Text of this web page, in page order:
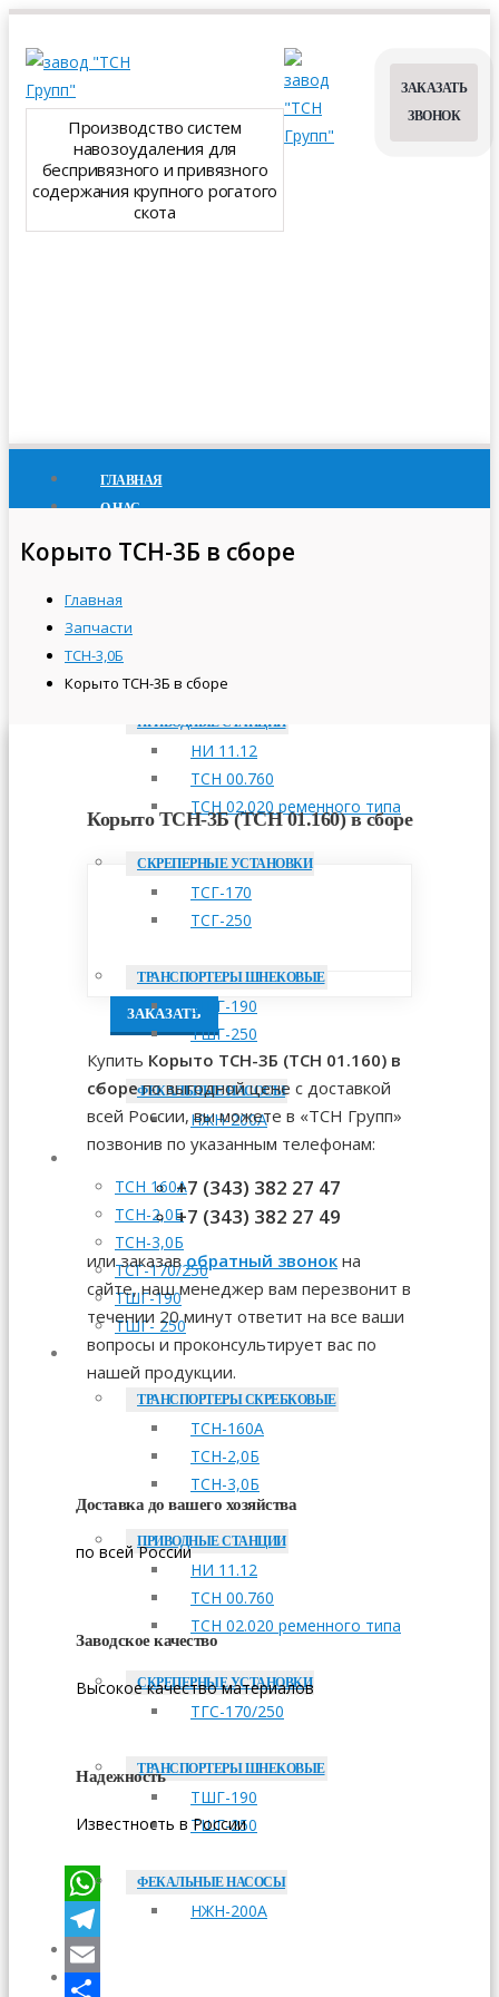
Производство систем
навозоудаления для
беспривязного и привязного
содержания крупного рогатого
скота
ЗАКАЗАТЬ
ЗВОНОК
ГЛАВНАЯ
О НАС
ПРИВОДНЫЕ СТАНЦИИ
НИ 11.12
ТСН 00.760
ТСН 02.020 ременного типа
СКРЕПЕРНЫЕ УСТАНОВКИ
ТСГ-170
ТСГ-250
ТРАНСПОРТЕРЫ ШНЕКОВЫЕ
ТШГ-190
ТШГ-250
ФЕКАЛЬНЫЕ НАСОСЫ
НЖН-200А
ТСН 160А
ТСН-2,0Б
ТСН-3,0Б
ТСГ-170/250
ТШГ-190
ТШГ- 250
ЗАПЧАСТИ
ТРАНСПОРТЕРЫ СКРЕБКОВЫЕ
ТСН-160А
ТСН-2,0Б
ТСН-3,0Б
ПРИВОДНЫЕ СТАНЦИИ
НИ 11.12
ТСН 00.760
ТСН 02.020 ременного типа
СКРЕПЕРНЫЕ УСТАНОВКИ
ТГС-170/250
ТРАНСПОРТЕРЫ ШНЕКОВЫЕ
ТШГ-190
ТШГ-250
ФЕКАЛЬНЫЕ НАСОСЫ
НЖН-200А
Корыто ТСН-3Б в сборе
Главная
Запчасти
ТСН-3,0Б
Корыто ТСН-3Б в сборе
Корыто ТСН-3Б (ТСН 01.160) в сборе
ЗАКАЗАТЬ
Купить Корыто ТСН-3Б (ТСН 01.160) в
сборепо выгодной цене с доставкой
всей России, вы можете в «ТСН Групп»
позвонив по указанным телефонам:
+7 (343) 382 27 47
+7 (343) 382 27 49
или заказавобратный звонок на
сайте, наш менеджер вам перезвонит в
течении 20 минут ответит на все ваши
вопросы и проконсультирует вас по
нашей продукции.
Доставка до вашего хозяйства
по всей России
Заводское качество
Высокое качество материалов
Надежность
Известность в России
WhatsApp
Telegram
Email